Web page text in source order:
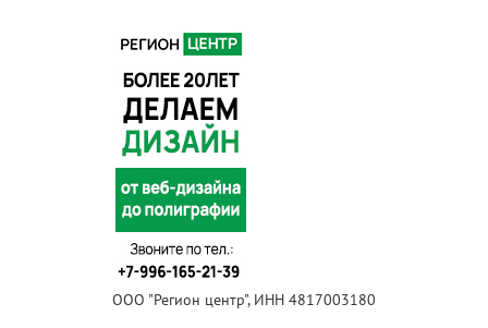
ООО "Регион центр", ИНН 4817003180